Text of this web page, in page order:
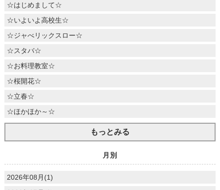
☆はじめまして☆
☆いよいよ高校生☆
☆ジャべリックスロー☆
☆スタバ☆
☆お料理教室☆
☆桜開花☆
☆立春☆
☆ほかほか～☆
もっとみる
月別
2026年08月(1)